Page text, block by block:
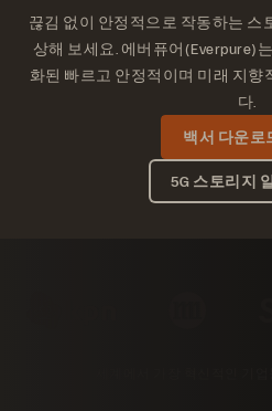
끊김 없이 안정적으로 작동하는 스
상해 보세요. 에버퓨어(Everpure)
화된 빠르고 안정적이며 미래 지향
다.
백서 다운로
5G 스토리지